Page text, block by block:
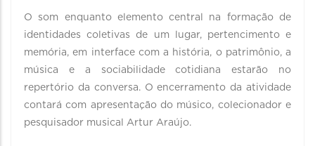
O som enquanto elemento central na formação de
identidades coletivas de um lugar, pertencimento e
memória, em interface com a história, o patrimônio, a
música e a sociabilidade cotidiana estarão no
repertório da conversa. O encerramento da atividade
contará com apresentação do músico, colecionador e
pesquisador musical Artur Araújo.